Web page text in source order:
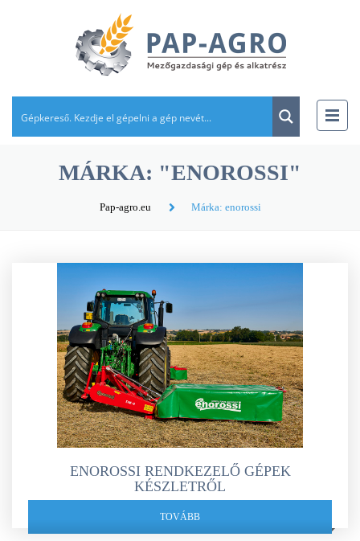
MÁRKA: "ENOROSSI"
Pap-agro.eu Márka: enorossi
ENOROSSI RENDKEZELŐ GÉPEK
KÉSZLETRŐL
TOVÁBB